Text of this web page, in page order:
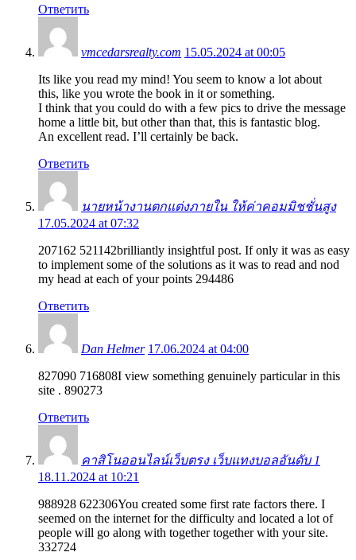
Ответить
vmcedarsrealty.com 15.05.2024 at 00:05
Its like you read my mind! You seem to know a lot about
this, like you wrote the book in it or something.
I think that you could do with a few pics to drive the message
home a little bit, but other than that, this is fantastic blog.
An excellent read. I’ll certainly be back.
Ответить
นายหน้างานตกแต่งภายใน ให้ค่าคอมมิชชั่นสูง
17.05.2024 at 07:32
207162 521142brilliantly insightful post. If only it was as easy
to implement some of the solutions as it was to read and nod
my head at each of your points 294486
Ответить
Dan Helmer 17.06.2024 at 04:00
827090 716808I view something genuinely particular in this
site . 890273
Ответить
คาสิโนออนไลน์เว็บตรง เว็บแทงบอลอันดับ 1
18.11.2024 at 10:21
988928 622306You created some first rate factors there. I
seemed on the internet for the difficulty and located a lot of
people will go along with together together with your site.
332724